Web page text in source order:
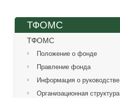
ТФОМС
ТФОМС
Положение о фонде
Правление фонда
Информация о руководстве
Организационная структура